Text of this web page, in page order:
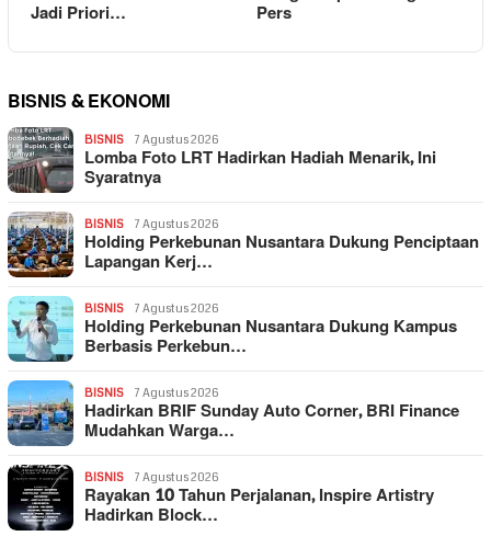
Jadi Priori… Pers
BISNIS & EKONOMI
BISNIS 7 Agustus 2026
Lomba Foto LRT Hadirkan Hadiah Menarik, Ini
Syaratnya
BISNIS 7 Agustus 2026
Holding Perkebunan Nusantara Dukung Penciptaan
Lapangan Kerj…
BISNIS 7 Agustus 2026
Holding Perkebunan Nusantara Dukung Kampus
Berbasis Perkebun…
BISNIS 7 Agustus 2026
Hadirkan BRIF Sunday Auto Corner, BRI Finance
Mudahkan Warga…
BISNIS 7 Agustus 2026
Rayakan 10 Tahun Perjalanan, Inspire Artistry
Hadirkan Block…